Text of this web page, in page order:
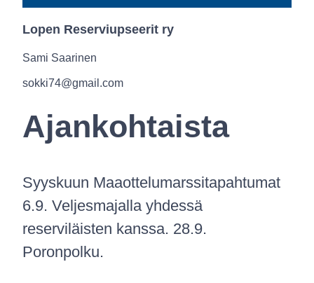
Lopen Reserviupseerit ry
Sami Saarinen
sokki74@gmail.com
Ajankohtaista
Syyskuun Maaottelumarssitapahtumat
6.9. Veljesmajalla yhdessä
reserviläisten kanssa. 28.9.
Poronpolku.